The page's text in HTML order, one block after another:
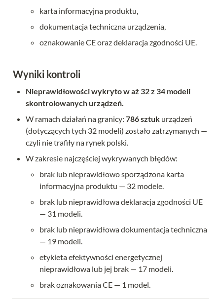
karta informacyjna produktu,
dokumentacja techniczna urządzenia,
oznakowanie CE oraz deklaracja zgodności UE.
Wyniki kontroli
Nieprawidłowości wykryto w aż 32 z 34 modeli
skontrolowanych urządzeń.
W ramach działań na granicy: 786 sztuk urządzeń
(dotyczących tych 32 modeli) zostało zatrzymanych —
czyli nie trafiły na rynek polski.
W zakresie najczęściej wykrywanych błędów:
brak lub nieprawidłowo sporządzona karta
informacyjna produktu — 32 modele.
brak lub nieprawidłowa deklaracja zgodności UE
— 31 modeli.
brak lub nieprawidłowa dokumentacja techniczna
— 19 modeli.
etykieta efektywności energetycznej
nieprawidłowa lub jej brak — 17 modeli.
brak oznakowania CE — 1 model.